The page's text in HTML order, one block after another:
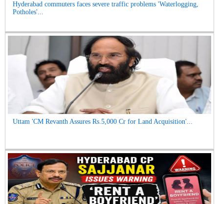
Hyderabad commuters faces severe traffic problems 'Waterlogging,
Potholes'...
Uttam 'CM Revanth Assures Rs.5,000 Cr for Land Acquisition'...